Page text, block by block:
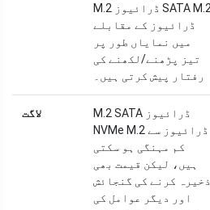
M.2 ڈرائیوز SATA M.2
ڈرائیوز کے مقابلے
میں نمایاں طور پر
تیز پڑھنے/لکھنے کی
رفتار پیش کرتی ہیں۔
لاگت
M.2 SATA ڈرائیوز
NVMe M.2 ڈرائیوز سے
کم مہنگی ہو سکتی
ہیں، لیکن قیمت بھی
ذخیرہ کرنے کی گنجائش
اور دیگر عوامل کی